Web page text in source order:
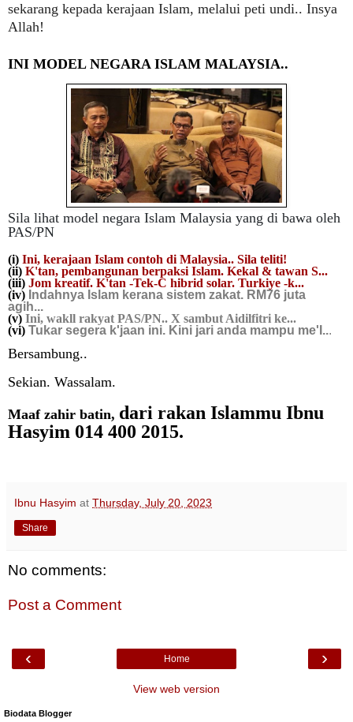
sekarang kepada kerajaan Islam, melalui peti undi.. Insya
Allah!
INI MODEL NEGARA ISLAM MALAYSIA..
Sila lihat model negara Islam Malaysia yang di bawa oleh
PAS/PN
(i) Ini, kerajaan Islam contoh di Malaysia.. Sila teliti!
(ii) K'tan, pembangunan berpaksi Islam. Kekal & tawan S...
(iii) Jom kreatif. K'tan -Tek-C hibrid solar. Turkiye -k...
(iv) Indahnya Islam kerana sistem zakat. RM76 juta
agih...
(v) Ini, wakll rakyat PAS/PN.. X sambut Aidilfitri ke...
(vi) Tukar segera k'jaan ini. Kini jari anda mampu me'I...
Bersambung..
Sekian. Wassalam.
Maaf zahir batin, dari rakan Islammu Ibnu
Hasyim 014 400 2015.
Ibnu Hasyim at Thursday, July 20, 2023
Share
No comments:
Post a Comment
‹ ›
Home
View web version
Biodata Blogger